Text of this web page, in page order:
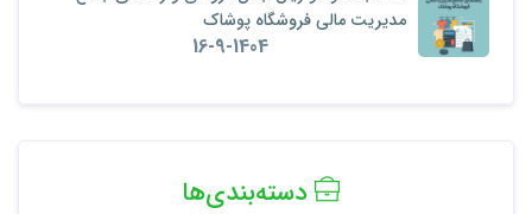
مدیریت مالی فروشگاه پوشاک
16-9-1404
دسته‌بندی‌ها